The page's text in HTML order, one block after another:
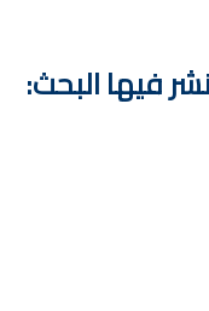
فيها البحث: